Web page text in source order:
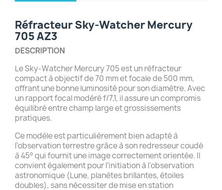
Réfracteur Sky-Watcher Mercury
705 AZ3
DESCRIPTION
Le Sky-Watcher Mercury 705 est un réfracteur
compact à objectif de 70 mm et focale de 500 mm,
offrant une bonne luminosité pour son diamètre. Avec
un rapport focal modéré f/7,1, il assure un compromis
équilibré entre champ large et grossissements
pratiques.
Ce modèle est particulièrement bien adapté à
l’observation terrestre grâce à son redresseur coudé
à 45° qui fournit une image correctement orientée. Il
convient également pour l’initiation à l’observation
astronomique (Lune, planètes brillantes, étoiles
doubles), sans nécessiter de mise en station